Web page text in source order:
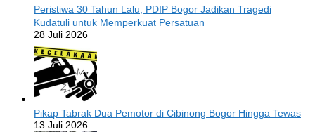
Peristiwa 30 Tahun Lalu, PDIP Bogor Jadikan Tragedi
Kudatuli untuk Memperkuat Persatuan
28 Juli 2026
Pikap Tabrak Dua Pemotor di Cibinong Bogor Hingga Tewas
13 Juli 2026